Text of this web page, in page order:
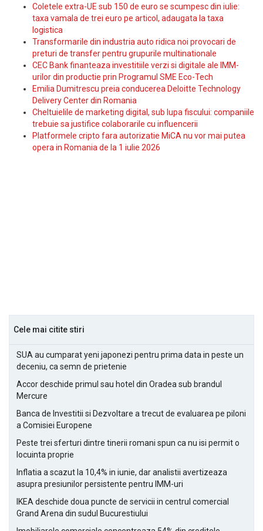
Coletele extra-UE sub 150 de euro se scumpesc din iulie:
taxa vamala de trei euro pe articol, adaugata la taxa
logistica
Transformarile din industria auto ridica noi provocari de
preturi de transfer pentru grupurile multinationale
CEC Bank finanteaza investitiile verzi si digitale ale IMM-
urilor din productie prin Programul SME Eco-Tech
Emilia Dumitrescu preia conducerea Deloitte Technology
Delivery Center din Romania
Cheltuielile de marketing digital, sub lupa fiscului: companiile
trebuie sa justifice colaborarile cu influencerii
Platformele cripto fara autorizatie MiCA nu vor mai putea
opera in Romania de la 1 iulie 2026
Cele mai citite stiri
SUA au cumparat yeni japonezi pentru prima data in peste un
deceniu, ca semn de prietenie
Accor deschide primul sau hotel din Oradea sub brandul
Mercure
Banca de Investitii si Dezvoltare a trecut de evaluarea pe piloni
a Comisiei Europene
Peste trei sferturi dintre tinerii romani spun ca nu isi permit o
locuinta proprie
Inflatia a scazut la 10,4% in iunie, dar analistii avertizeaza
asupra presiunilor persistente pentru IMM-uri
IKEA deschide doua puncte de servicii in centrul comercial
Grand Arena din sudul Bucurestiului